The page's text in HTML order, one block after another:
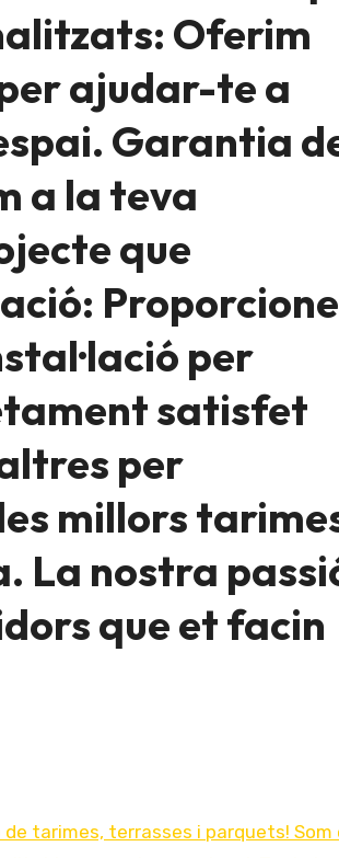
Oferim
ajudar-te a
Garantia
a la teva
que
per
satisfet
per
millors
La nostra
que et facin